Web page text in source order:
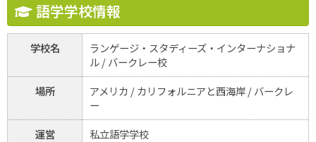
語学学校情報
学校名
ランゲージ・スタディーズ・インターナショナ
ル / バークレー校
場所
アメリカ / カリフォルニアと西海岸 / バークレ
ー
運営
私立語学学校